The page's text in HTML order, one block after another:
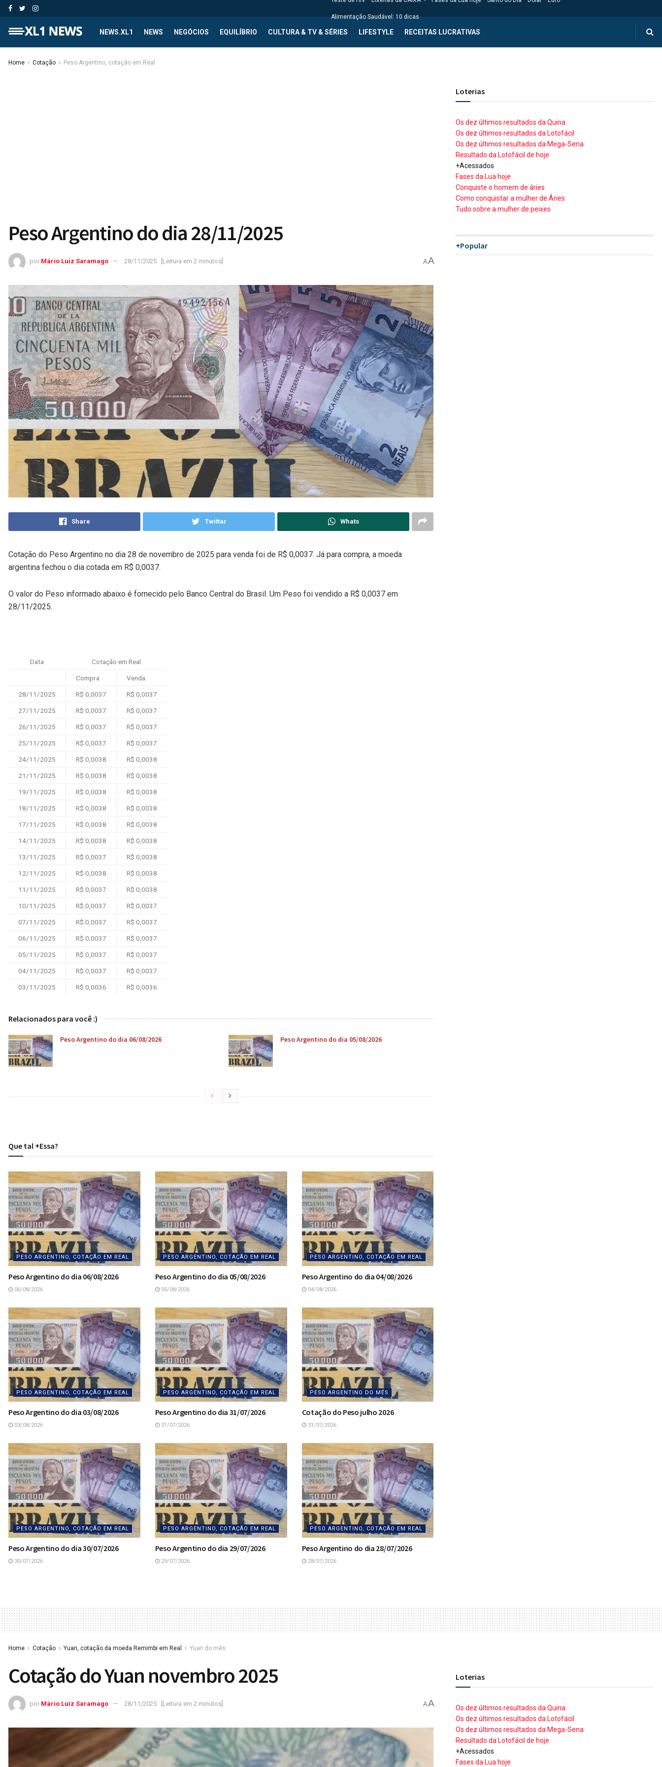
Alimentação Saudável: 10 dicas
NEWS.XL1 NEWS NEGÓCIOS EQUILÍBRIO CULTURA & TV & SÉRIES LIFESTYLE RECEITAS LUCRATIVAS
Home Cotação Peso Argentino, cotação em Real
Peso Argentino do dia 28/11/2025
por Mário Luiz Saramago 28/11/2025 [Leitura em 2 minutos] AA
Share Twittar Whats
Cotação do Peso Argentino no dia 28 de novembro de 2025 para venda foi de R$ 0,0037. Já para compra, a moeda
argentina fechou o dia cotada em R$ 0,0037.
O valor do Peso informado abaixo é fornecido pelo Banco Central do Brasil. Um Peso foi vendido a R$ 0,0037 em
28/11/2025.
Data Cotação em Real
Compra Venda
28/11/2025 R$ 0,0037 R$ 0,0037
27/11/2025 R$ 0,0037 R$ 0,0037
26/11/2025 R$ 0,0037 R$ 0,0037
25/11/2025 R$ 0,0037 R$ 0,0037
24/11/2025 R$ 0,0038 R$ 0,0038
21/11/2025 R$ 0,0038 R$ 0,0038
19/11/2025 R$ 0,0038 R$ 0,0038
18/11/2025 R$ 0,0038 R$ 0,0038
17/11/2025 R$ 0,0038 R$ 0,0038
14/11/2025 R$ 0,0038 R$ 0,0038
13/11/2025 R$ 0,0037 R$ 0,0038
12/11/2025 R$ 0,0038 R$ 0,0038
11/11/2025 R$ 0,0037 R$ 0,0038
10/11/2025 R$ 0,0037 R$ 0,0037
07/11/2025 R$ 0,0037 R$ 0,0037
06/11/2025 R$ 0,0037 R$ 0,0037
05/11/2025 R$ 0,0037 R$ 0,0037
04/11/2025 R$ 0,0037 R$ 0,0037
03/11/2025 R$ 0,0036 R$ 0,0036
Relacionados para você :)
Peso Argentino do dia 06/08/2026 Peso Argentino do dia 05/08/2026
Que tal +Essa?
PESO ARGENTINO, COTAÇÃO EM REAL
Peso Argentino do dia 06/08/2026
06/08/2026
PESO ARGENTINO, COTAÇÃO EM REAL
Peso Argentino do dia 05/08/2026
05/08/2026
PESO ARGENTINO, COTAÇÃO EM REAL
Peso Argentino do dia 04/08/2026
04/08/2026
PESO ARGENTINO, COTAÇÃO EM REAL
Peso Argentino do dia 03/08/2026
03/08/2026
PESO ARGENTINO, COTAÇÃO EM REAL
Peso Argentino do dia 31/07/2026
31/07/2026
PESO ARGENTINO DO MÊS
Cotação do Peso julho 2026
31/07/2026
PESO ARGENTINO, COTAÇÃO EM REAL
Peso Argentino do dia 30/07/2026
30/07/2026
PESO ARGENTINO, COTAÇÃO EM REAL
Peso Argentino do dia 29/07/2026
29/07/2026
PESO ARGENTINO, COTAÇÃO EM REAL
Peso Argentino do dia 28/07/2026
28/07/2026
Loterias
Os dez últimos resultados da Quina
Os dez últimos resultados da Lotofácil
Os dez últimos resultados da Mega-Sena
Resultado da Lotofácil de hoje
+Acessados
Fases da Lua hoje
Conquiste o homem de áries
Como conquistar a mulher de Áries
Tudo sobre a mulher de peixes
+Popular
Home Cotação Yuan, cotação da moeda Remimbi em Real Yuan do mês
Cotação do Yuan novembro 2025
por Mário Luiz Saramago 28/11/2025 [Leitura em 2 minutos] AA
Loterias
Os dez últimos resultados da Quina
Os dez últimos resultados da Lotofácil
Os dez últimos resultados da Mega-Sena
Resultado da Lotofácil de hoje
+Acessados
Fases da Lua hoje